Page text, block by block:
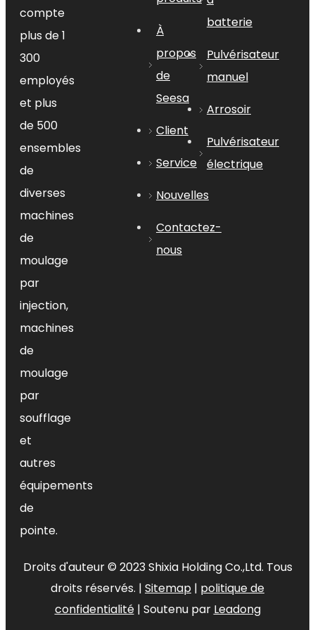
de le clipser sur votre robinet et de
visser votre tuyau, et le tour est
Quelles sont les
applications de
Connecteur de robinet
de tuyau flexible en
ABS pour l'intérieur
Comment sélectionner
Connecteur de robinet
compte
plus de 1
300
employés
et plus
de 500
ensembles
de
diverses
machines
de
moulage
par
injection,
machines
de
moulage
par
soufflage
et
autres
équipements
de
pointe.
À
propos
de
Seesa
Client
Service
Nouvelles
Contactez-
nous
batterie
Pulvérisateur
manuel
Arrosoir
Pulvérisateur
électrique
Droits d'auteur © 2023Shixia Holding Co.,Ltd. Tous
droits réservés. | Sitemap | politique de
confidentialité| Soutenu par Leadong